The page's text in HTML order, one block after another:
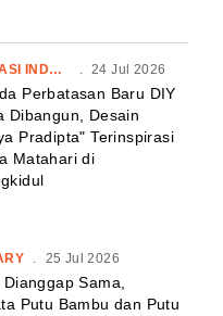
INSPIRASI INDONESIA . 24 Jul 2026
Perbatasan Baru DIY
Dibangun, Desain
Pradipta" Terinspirasi
Matahari di
. 25 Jul 2026
Sama,
Putu Bambu dan Putu